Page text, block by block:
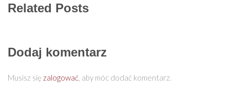
Related Posts
Dodaj komentarz
Musisz się zalogować, aby móc dodać komentarz.